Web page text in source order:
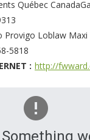
Québec
Provigo Loblaw Maxi
5818
: http://
Something